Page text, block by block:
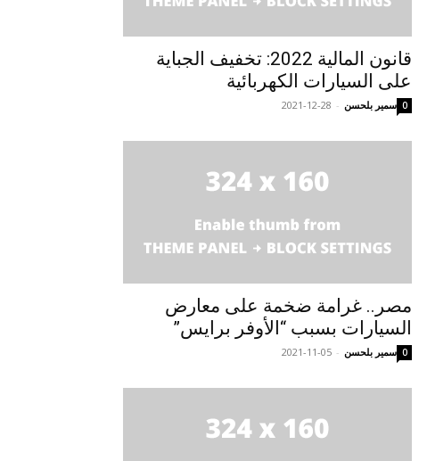
قانون المالية 2022: تخفيف الجباية
على السيارات الكهربائية
سمير بلحسن -
2021-12-28 0
مصر.. غرامة ضخمة على معارض
السيارات بسبب “الأوفر برايس”
سمير بلحسن -
2021-11-05 0